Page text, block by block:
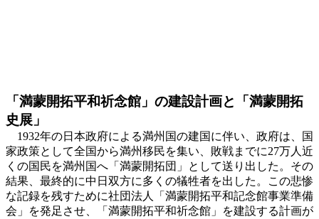
「満蒙開拓平和祈念館」の建設計画と「満蒙開拓
史展」
1932年の日本政府による満州国の建国に伴い、政府は、国
家政策として全国から満州移民を集い、敗戦までに27万人近
くの国民を満州国へ「満蒙開拓団」として送り出した。その
結果、最終的に中日双方に多くの犠牲者を出した。この悲惨
な記録を残すために社団法人「満蒙開拓平和記念館事業準備
会」を発足させ、「満蒙開拓平和祈念館」を建設する計画が